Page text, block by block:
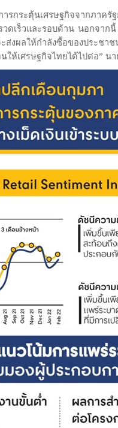
ระตุ้นเศรษฐกิจจากภาครัฐ
ดเร็วและรอบด้าน นอกจาก
ะส่งผลให้กำลังซื้อของประช
ให้เศรษฐกิจไทยได้ไปต่อ” น